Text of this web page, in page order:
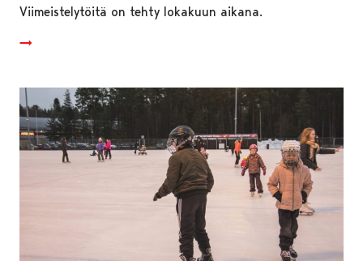
Viimeistelytöitä on tehty lokakuun aikana.